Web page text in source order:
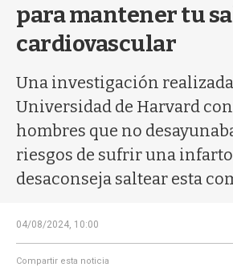
para mantener tu
cardiovascular
Una investigación
Universidad de Harvard
hombres que no
riesgos de sufrir una infarto
desaconseja saltear esta
04/08/2024, 10:00
Compartir esta noticia